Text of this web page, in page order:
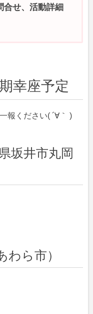
合せ、活動詳細
幸座予定
報ください( ´∀｀ )
坂井市丸岡
わら市）